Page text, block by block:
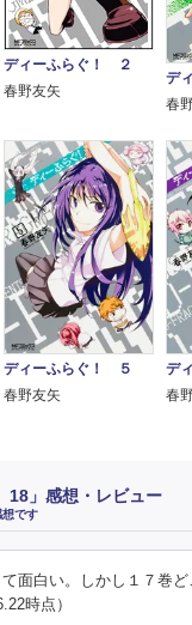
ディーふらぐ！ ２
春野友矢
デ
春
ディーふらぐ！ ５
春野友矢
デ
春
18」感想・レビュー
です
て面白い。しかし１７巻
時点）